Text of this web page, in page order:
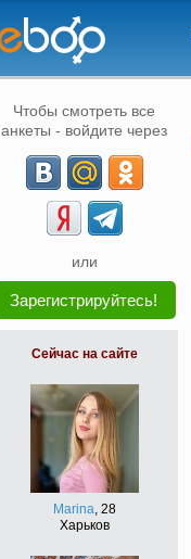
Чтобы смотреть все
анкеты - войдите через
или
Зарегистрируйтесь!
Сейчас на сайте
Marina, 28
Харьков